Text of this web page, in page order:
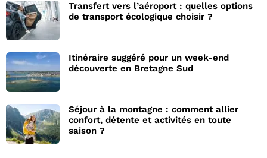
Transfert vers l’aéroport : quelles options
de transport écologique choisir ?
Itinéraire suggéré pour un week-end
découverte en Bretagne Sud
Séjour à la montagne : comment allier
confort, détente et activités en toute
saison ?